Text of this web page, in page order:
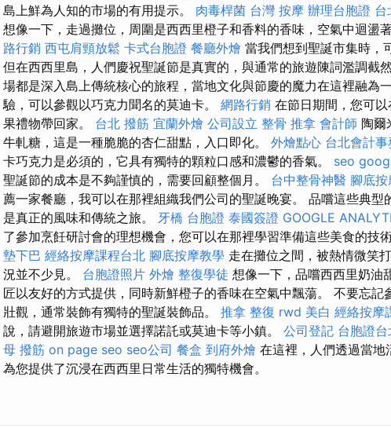
島上鮮為人知的市場的有用提示。 肉毒桿菌 台灣 按摩 辦理台胞證 台
想像一下，走過攤位，周圍是西西里橙子和香料的香味，空氣中迴盪
路行銷 西屯肩頸放鬆 卡式台胞證 餐廳外燴 當我們想到聖誕市集時，
但在西西里島，人們慶祝聖誕節是真實的，與通常的旅遊陳詞濫調截
場都是深入島上傳統核心的旅程，當地文化與節慶的魔力在這裡融為
驗，可以參觀以巧克力聞名的莫迪卡。 網路行銷 在節日期間，您可
果禮物帶回家。 台北 撥筋 宜蘭外燴 公司設立 整骨 推拿 會計師 陶爾
牛軋糖，這是一種脆脆的杏仁甜點，入口即化。 外燴點心 台北會計
卡巧克力是必須的，它具有獨特的顆粒口感和濃鬱的香氣。 seo
聖誕節的成本是不夠謹慎的，需要回顧整個月。 台中整骨神醫 腳底
薦一家餐廳，我可以在那裡組織我們公司的聖誕晚宴。 品嚐這些典型
是真正的風味和傳統之旅。 牙橋 台胞證 泰國簽證 GOOGLE
了參加烹飪研討會的理想機會，您可以在那裡學習準備這些美食的技
墊下巴 經絡按摩課程台北 腳底按摩教學 走在攤位之間，被熱情微笑
況並不少見。 台胞證照片 外燴 整復學徒 想像一下，品嚐西西里奶油
匠以友好的方式提供，同時新鮮橙子的香味在空氣中飄蕩。 不要忘
壯觀，通常裝飾有獨特的聖誕裝飾品。 推拿 整復 rwd 美白 經絡按摩
說，請避開旅遊市場並選擇諾託或莫迪卡等小鎮。 公司登記 台胞證台
母 撥筋 on page seo seo公司 餐盒 到府外燴 在這裡，人們透過當地
為您提供了沉浸在西西里日常生活的獨特機會。